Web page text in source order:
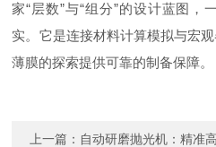
家“层数”与“组分”的设计蓝图，
实。它是连接材料计算模拟与宏
薄膜的探索提供可靠的制备保障。
上一篇： 自动研磨抛光机：精准